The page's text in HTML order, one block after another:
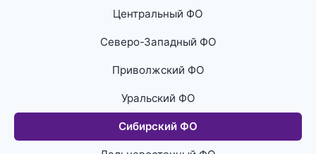
Центральный ФО
Северо-Западный ФО
Приволжский ФО
Уральский ФО
Сибирский ФО